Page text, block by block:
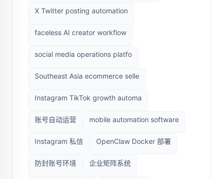
X Twitter posting automation
faceless AI creator workflow
social media operations platfo
Southeast Asia ecommerce selle
Instagram TikTok growth automa
账号自动运营 mobile automation software
Instagram 私信 OpenClaw Docker 部署
防封账号环境 企业矩阵系统